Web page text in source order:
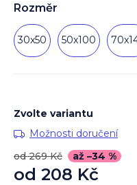
Rozměr
30x50 50x100
Zvolte variantu
Možnosti doručení
od 269 Kč
až –34 %
od 208 Kč